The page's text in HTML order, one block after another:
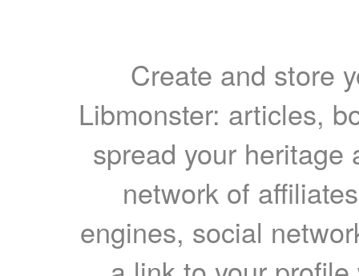
Create and store
Libmonster: articles,
spread your heritage
network of
engines, social